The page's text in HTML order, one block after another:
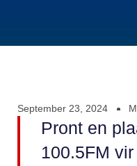
September 23, 2024
Pront en
100.5FM